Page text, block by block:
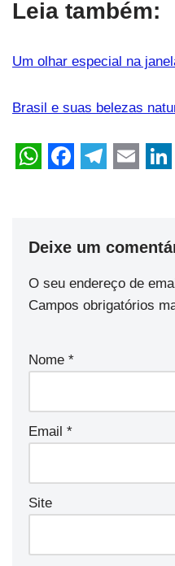
Leia também:
Um olhar especial na
Brasil e suas belezas
Deixe um
O seu endereço de
Campos obrigatórios
Nome *
Email *
Site